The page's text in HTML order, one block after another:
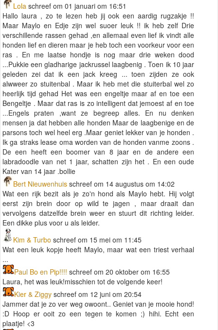
Lola schreef om 01 januari om 16:51
Hallo laura , zo te lezen heb jij ook een aardig rugzakje !!
Maar Maylo en Edje zijn wel suoer leuk !! ik heb zelf Drie
verschillende rassen gehad ,en allemaal even lief ik vindt alle
honden lief en dieren maar je heb toch een voorkeur voor een
ras . En me laatse hondje is nog maar drie weken dood
...Pukkie een gladharige jackrussel laagbenig . Toen ik 10 jaar
geleden zei dat ik een jack kreeg ... toen zijden ze ook
alwweer zo stuitenbal . Maar ik heb met die stuiterbal wel zo
heerlijk tijd gehad Het was een engeltje maar af en toe een
Bengeltje . Maar dat ras is zo intelligent dat jemoest af en toe
...Engels praten ,want ze begreep alles. En nu denken
mensen ja dat hebben alle honden Maar de laagbenige en de
parsons toch wel heel erg .Maar geniet lekker van je honden .
Ik ga straks lease oma worden van de honden vanme zoons .
De een heeft een boomer van 8 jaar en de andere een
labradoodle van net 1 jaar, schatten zijn het . En een oude
Kater van 14 jaar .bollie
Bert Nieuwenhuis schreef om 14 augustus om 14:02
Wat een rijk bezit als je zo'n hond als Maylo hebt. Hij volgt
eerst zijn brein door op wild te jagen , maar draait dan
vervolgens datzelfde brein weer en stuurt dit richting leider.
Een dikke plus voor u als leider.
Kim & Turbo schreef om 15 mei om 11:45
Wat een leuk kopje heeft Maylo, maar wat een triest verhaal
...
Paul Bo en Pip!!!! schreef om 20 oktober om 16:55
Laura, het was leuk!misschien tot de volgende keer!
Kier & Ziggy schreef om 12 juni om 20:54
Jammer dat je zo ver weg owoont.. Geniet van je mooie hond!
:D Hoop er ooit zo een tegen te komen ;) hihi. Echt een
plaatje! <3